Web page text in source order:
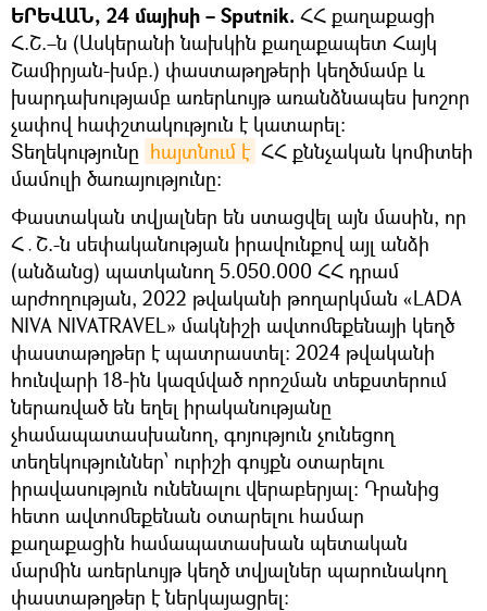
ԵՐԵՎԱՆ, 24 մայիսի – Sputnik. ՀՀ քաղաքացի
Հ.Շ.–ն (Ասկերանի նախկին քաղաքապետ Հայկ
Շամիրյան-խմբ.) փաստաթղթերի կեղծմամբ և
խարդախությամբ առերևույթ առանձնապես խոշոր
չափով հափշտակություն է կատարել։
Տեղեկությունը հայտնում է ՀՀ քննչական կոմիտեի
մամուլի ծառայությունը։
Փաստական տվյալներ են ստացվել այն մասին, որ
Հ․Շ.-ն սեփականության իրավունքով այլ անձի
(անձանց) պատկանող 5.050.000 ՀՀ դրամ
արժողության, 2022 թվականի թողարկման «LADA
NIVA NIVATRAVEL» մակնիշի ավտոմեքենայի կեղծ
փաստաթղթեր է պատրաստել։ 2024 թվականի
հունվարի 18-ին կազմված որոշման տեքստերում
ներառված են եղել իրականությանը
չհամապատասխանող, գոյություն չունեցող
տեղեկություններ՝ ուրիշի գույքն օտարելու
իրավասություն ունենալու վերաբերյալ։ Դրանից
հետո ավտոմեքենան օտարելու համար
քաղաքացին համապատասխան պետական
մարմին առերևույթ կեղծ տվյալներ պարունակող
փաստաթղթեր է ներկայացրել։